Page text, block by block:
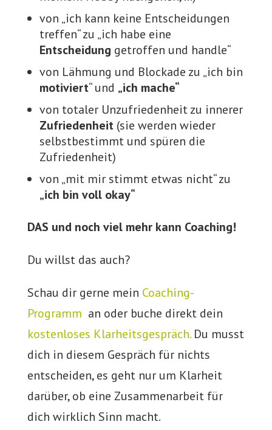
von „ich kann keine Entscheidungen
treffen“ zu „ich habe eine
Entscheidung getroffen und handle“
von Lähmung und Blockade zu „ich bin
motiviert“ und „ich mache“
von totaler Unzufriedenheit zu innerer
Zufriedenheit(sie werden wieder
selbstbestimmt und spüren die
Zufriedenheit)
von „mit mir stimmt etwas nicht“ zu
„ich bin voll okay“
DAS und noch viel mehr kann Coaching!
Du willst das auch?
Schau dir gerne mein Coaching-
Programm an oder buche direkt dein
kostenloses Klarheitsgespräch.Du musst
dich in diesem Gespräch für nichts
entscheiden, es geht nur um Klarheit
darüber, ob eine Zusammenarbeit für
dich wirklich Sinn macht.